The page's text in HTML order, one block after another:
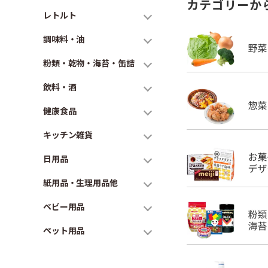
レトルト
調味料・油
粉類・乾物・海苔・缶詰
飲料・酒
健康食品
キッチン雑貨
日用品
紙用品・生理用品他
ベビー用品
ペット用品
カテゴリーか